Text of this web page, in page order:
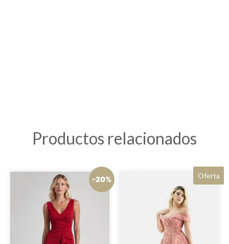
Productos relacionados
-20% Oferta